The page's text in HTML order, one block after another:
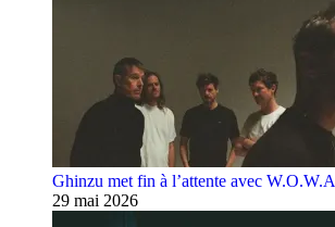
Ghinzu met fin à l’attente avec W.O.W.A
29 mai 2026